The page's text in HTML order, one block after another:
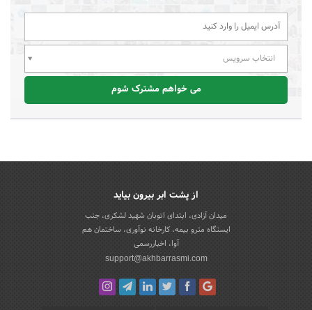
انتخاب سرویس
می خواهم مشترک شوم
از پشت ابر بیرون بیاید
میدان آزادی، ابتدای اتوبان شهید لشکری، جنب
ایستگاه مترو بیمه، کارخانه نوآوری، ساختمان هم
آوا، اخباررسمی
support@akhbarrasmi.com